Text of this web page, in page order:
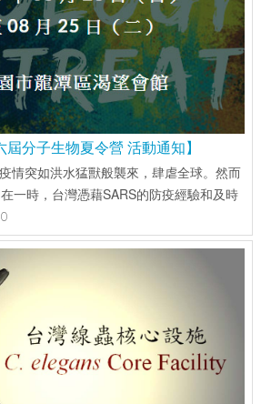
分子生物夏令營 活動通知】
情突如洪水猛獸般襲來，肆虐全球。然而
一時，台灣憑藉SARS的防疫經驗和及時